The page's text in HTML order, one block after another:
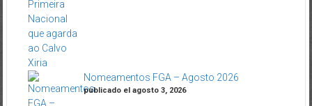
Nomeamentos FGA – Agosto 2026
publicado el agosto 3, 2026